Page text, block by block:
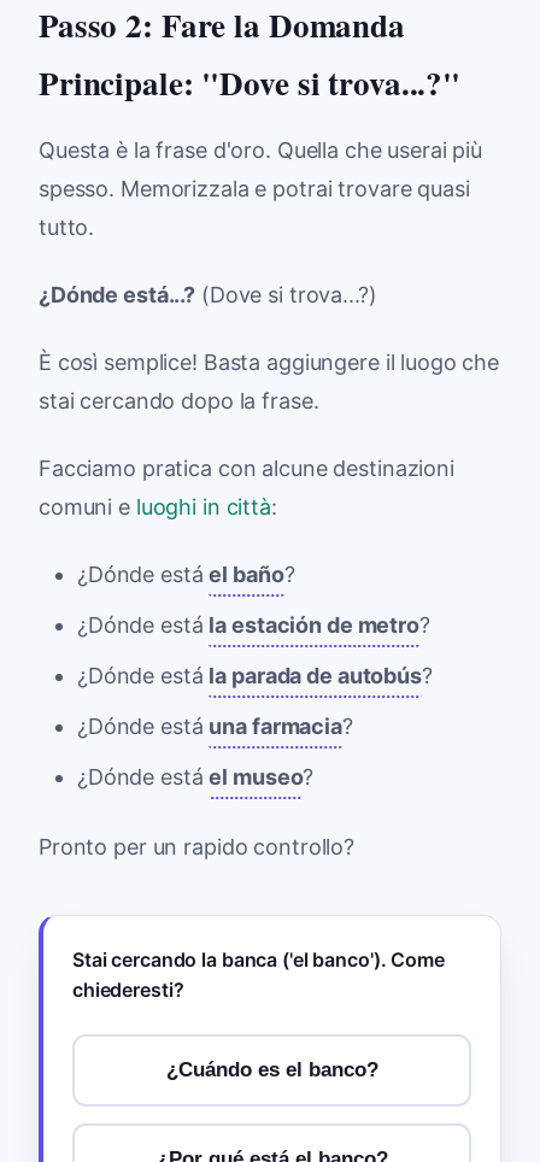
Passo 2: Fare la Domanda
Principale: "Dove si trova...?"
Questa è la frase d'oro. Quella che userai più
spesso. Memorizzala e potrai trovare quasi
tutto.
¿Dónde está...? (Dove si trova...?)
È così semplice! Basta aggiungere il luogo che
stai cercando dopo la frase.
Facciamo pratica con alcune destinazioni
comuni e luoghi in città:
¿Dónde estáel baño?
¿Dónde está la estación de metro?
¿Dónde está la parada de autobús?
¿Dónde está una farmacia?
¿Dónde estáel museo?
Pronto per un rapido controllo?
Stai cercando la banca ('el banco'). Come
chiederesti?
¿Cuándo es el banco?